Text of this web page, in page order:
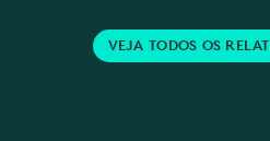
VEJA TODOS OS